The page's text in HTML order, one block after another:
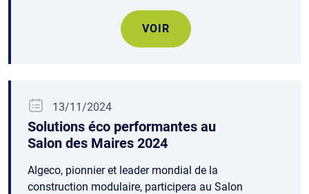
VOIR
13/11/2024
Solutions éco performantes au
Salon des Maires 2024
Algeco, pionnier et leader mondial de la
construction modulaire, participera au Salon